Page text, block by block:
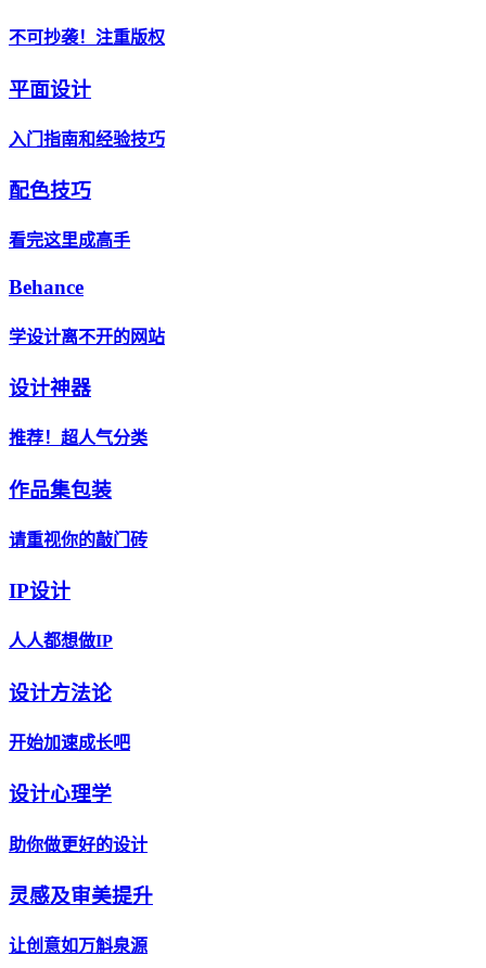
不可抄袭！注重版权
平面设计
入门指南和经验技巧
配色技巧
看完这里成高手
Behance
学设计离不开的网站
设计神器
推荐！超人气分类
作品集包装
请重视你的敲门砖
IP设计
人人都想做IP
设计方法论
开始加速成长吧
设计心理学
助你做更好的设计
灵感及审美提升
让创意如万斛泉源